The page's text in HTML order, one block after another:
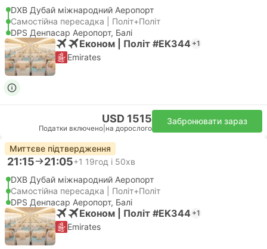
DXB Дубай міжнародний Аеропорт
Самостійна пересадка | Політ+Політ
DPS Денпасар Аеропорт, Балі
Економ | Політ #EK344 +1
Emirates
USD 1515
Податки включено на дорослого
Забронювати зараз
Миттєве підтвердження
21:15 21:05+1 19год і 50хв
DXB Дубай міжнародний Аеропорт
Самостійна пересадка | Політ+Політ
DPS Денпасар Аеропорт, Балі
Економ | Політ #EK344 +1
Emirates